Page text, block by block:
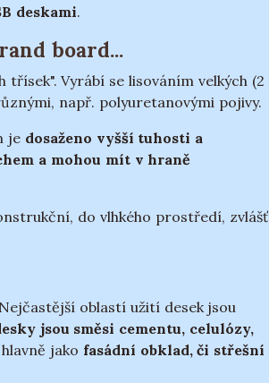
deskami.
board...
Vyrábí se lisováním velkých (2
např. polyuretanovými pojivy.
je dosaženo vyšší tuhosti a
a mohou mít v hraně
do vlhkého prostředí, zvlášť
oblastí užití desek jsou
jsou směsi cementu, celulózy,
jako fasádní obklad, či střešní